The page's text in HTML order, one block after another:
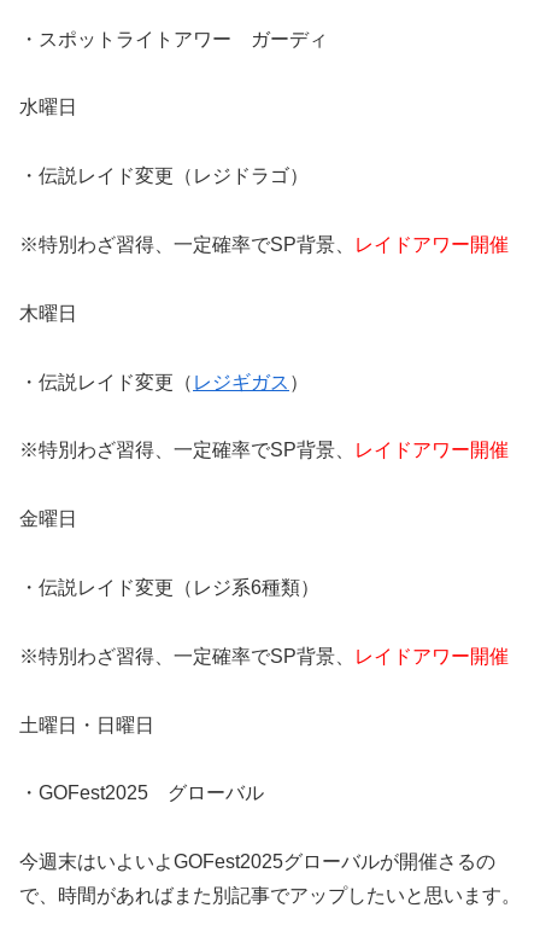
・スポットライトアワー ガーディ
水曜日
・伝説レイド変更（レジドラゴ）
※特別わざ習得、一定確率でSP背景、 レイドアワー開催
木曜日
・伝説レイド変更（ レジギガス ）
※特別わざ習得、一定確率でSP背景、 レイドアワー開催
金曜日
・伝説レイド変更（レジ系6種類）
※特別わざ習得、一定確率でSP背景、 レイドアワー開催
土曜日・日曜日
・GOFest2025 グローバル
今週末はいよいよGOFest2025グローバルが開催さるの
で、時間があればまた別記事でアップしたいと思います。